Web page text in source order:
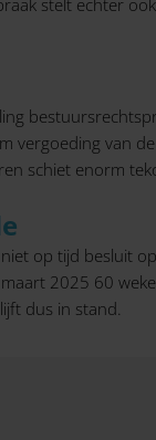
van
schiet enorm
op tijd besluit
2025 60
dus in stand.